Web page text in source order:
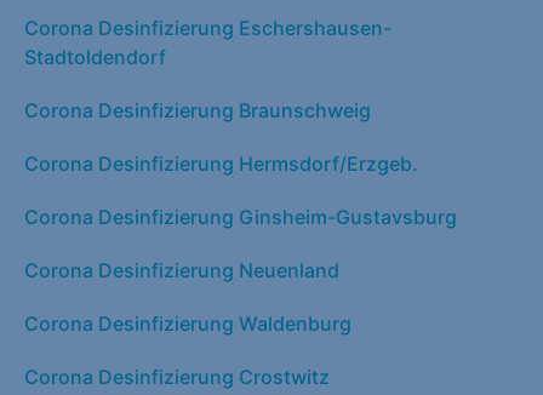
Corona Desinfizierung Eschershausen-
Stadtoldendorf
Corona Desinfizierung Braunschweig
Corona Desinfizierung Hermsdorf/Erzgeb.
Corona Desinfizierung Ginsheim-Gustavsburg
Corona Desinfizierung Neuenland
Corona Desinfizierung Waldenburg
Corona Desinfizierung Crostwitz